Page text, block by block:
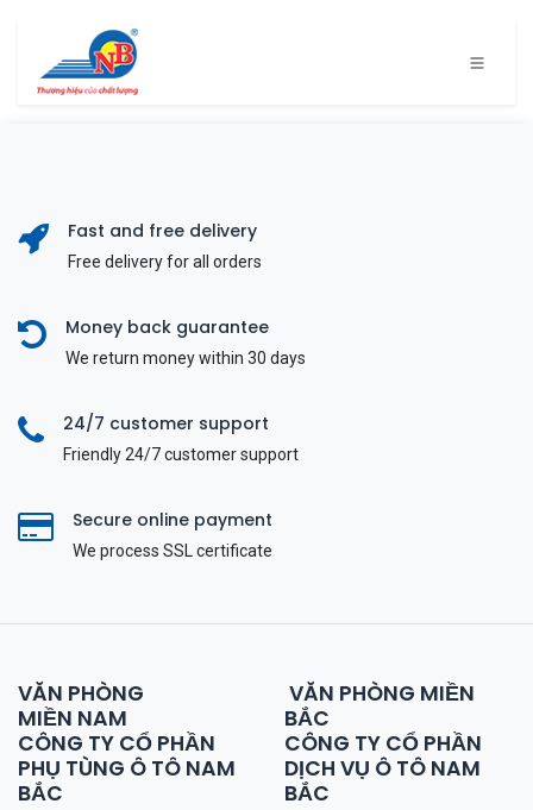
Fast and free delivery
Free delivery for all orders
Money back guarantee
We return money within 30 days
24/7 customer support
Friendly 24/7 customer support
Secure online payment
We process SSL сertificate
VĂN PHÒNG
MIỀN NAM
CÔNG TY CỔ PHẦN
PHỤ TÙNG Ô TÔ NAM
BẮC
VĂN PHÒNG MIỀN
BẮC
CÔNG TY CỔ PHẦN
DỊCH VỤ Ô TÔ NAM
BẮC